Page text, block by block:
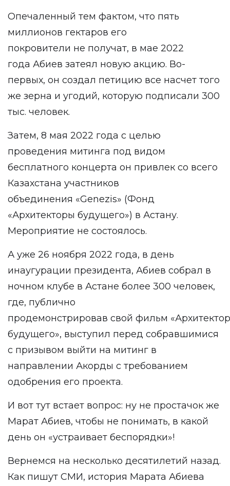
Опечаленный тем фактом, что пять
миллионов гектаров его
покровители не получат, в мае 2022
года Абиев затеял новую акцию. Во-
первых, он создал петицию все насчет того
же зерна и угодий, которую подписали 300
тыс. человек.
Затем, 8 мая 2022 года с целью
проведения митинга под видом
бесплатного концерта он привлек со всего
Казахстана участников
объединения «Genezis» (Фонд
«Архитекторы будущего») в Астану.
Мероприятие не состоялось.
А уже 26 ноября 2022 года, в день
инаугурации президента, Абиев собрал в
ночном клубе в Астане более 300 человек,
где, публично
продемонстрировав свой фильм
будущего», выступил перед собравшимися
с призывом выйти на митинг в
направлении Акорды с требованием
одобрения его проекта.
И вот тут встает вопрос: ну не простачок же
Марат Абиев, чтобы не понимать, в какой
день он «устраивает беспорядки»!
Вернемся на несколько десятилетий назад.
Как пишут СМИ, история Марата Абиева